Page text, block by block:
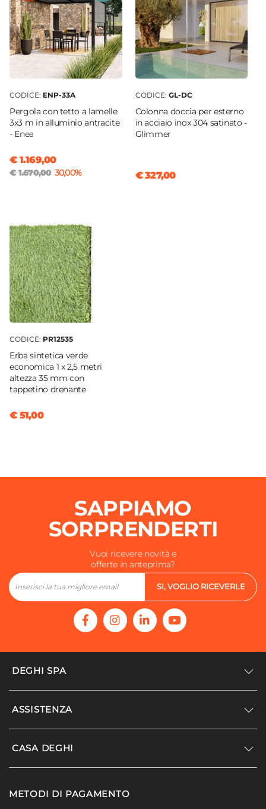
CODICE: ENP-33A
Pergola con tetto a lamelle
3x3 m in alluminio antracite
- Enea
€ 1.169,00
€ 1.670,00 30,00%
CODICE: GL-DC
Colonna doccia per esterno
in acciaio inox 304 satinato -
Glimmer
€ 327,00
CODICE: PR12535
Erba sintetica verde
economica 1 x 2,5 metri
altezza 35 mm con
tappetino drenante
€ 51,00
SAPPIAMO
SORPRENDERTI
Vuoi ricevere novità e
offerte in anteprima?
SI, VOGLIO RICEVERLE
DEGHI SPA
Accedi/Registrati
Modello organizzativo e codice etico
ASSISTENZA
Supporto
Agevolazioni fiscali
CASA DEGHI
I nostri luoghi
METODI DI PAGAMENTO